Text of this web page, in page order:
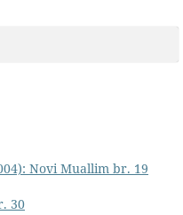
Novi Muallim br. 19
30